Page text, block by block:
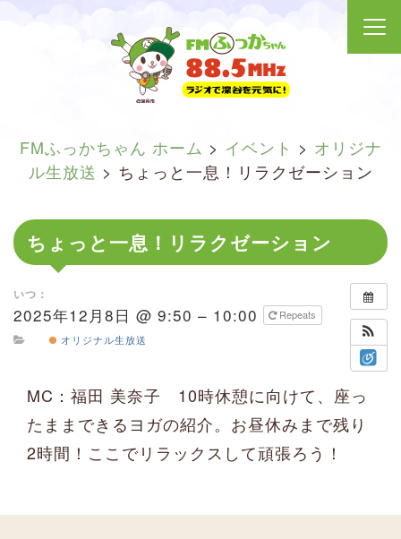
FMふっかちゃん ホーム > イベント > オリジナ
ル生放送 > ちょっと一息！リラクゼーション
ちょっと一息！リラクゼーション
いつ：
2025年12月8日 @ 9:50 – 10:00
Repeats
オリジナル生放送
MC：福田 美奈子 10時休憩に向けて、座っ
たままできるヨガの紹介。お昼休みまで残り
2時間！ここでリラックスして頑張ろう！